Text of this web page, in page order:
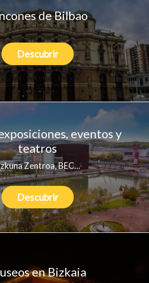
de Bilbao
Descubrir
eventos y
teatros
Zentroa, BEC...
Descubrir
en Bizkaia